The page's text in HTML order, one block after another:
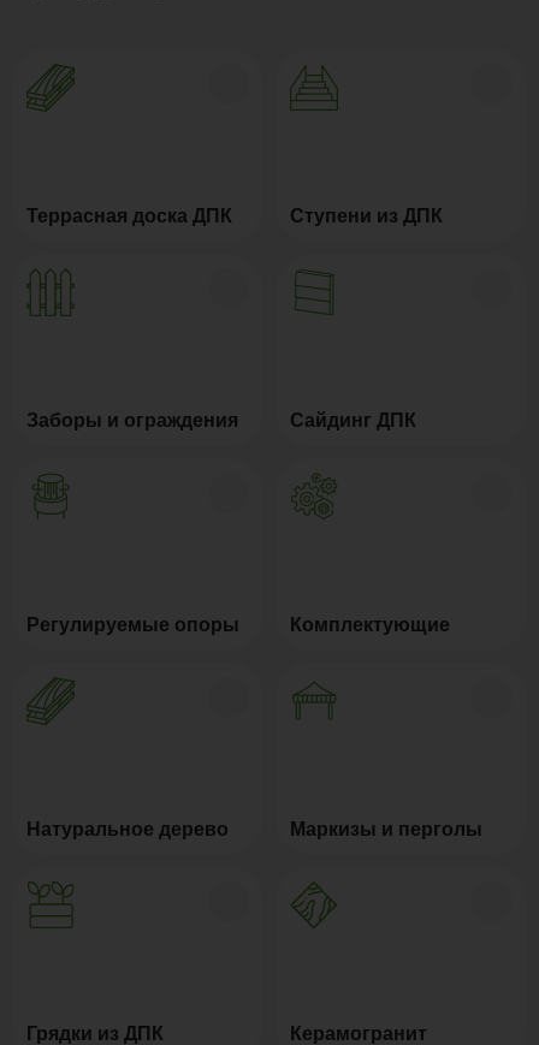
Террасная доска ДПК Ступени из ДПК
Заборы и ограждения Сайдинг ДПК
Регулируемые опоры Комплектующие
Натуральное дерево Маркизы и перголы
Грядки из ДПК Керамогранит